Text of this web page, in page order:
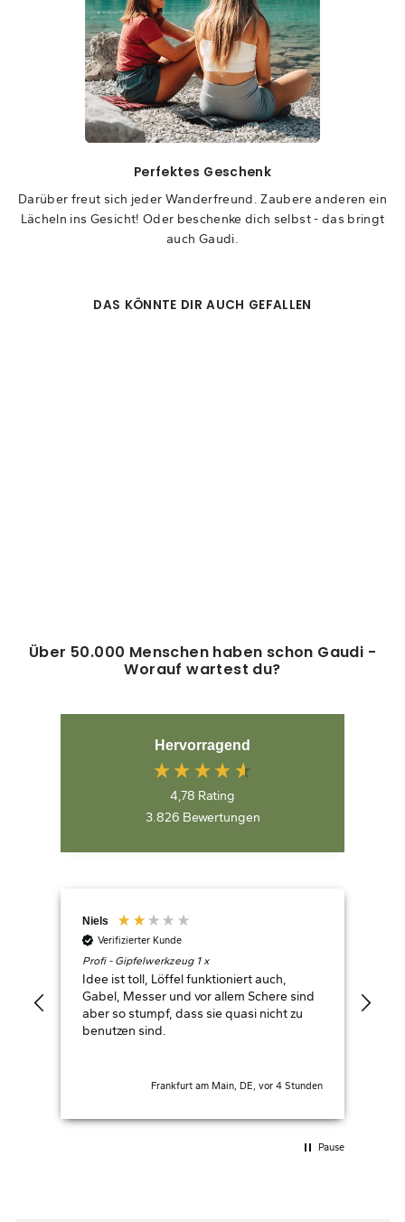
Perfektes Geschenk
Darüber freut sich jeder Wanderfreund. Zaubere anderen ein
Lächeln ins Gesicht! Oder beschenke dich selbst - das bringt
auch Gaudi.
DAS KÖNNTE DIR AUCH GEFALLEN
Über 50.000 Menschen haben schon Gaudi -
Worauf wartest du?
Hervorragend
4,78 Rating
3.826 Bewertungen
Niels
Verifizierter Kunde
Profi - Gipfelwerkzeug 1 x
Idee ist toll, Löffel funktioniert auch,
Gabel, Messer und vor allem Schere sind
aber so stumpf, dass sie quasi nicht zu
benutzen sind.
Frankfurt am Main, DE, vor 4 Stunden
Pause